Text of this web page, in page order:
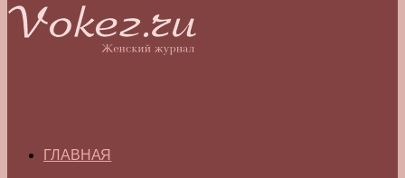
ГЛАВНАЯ